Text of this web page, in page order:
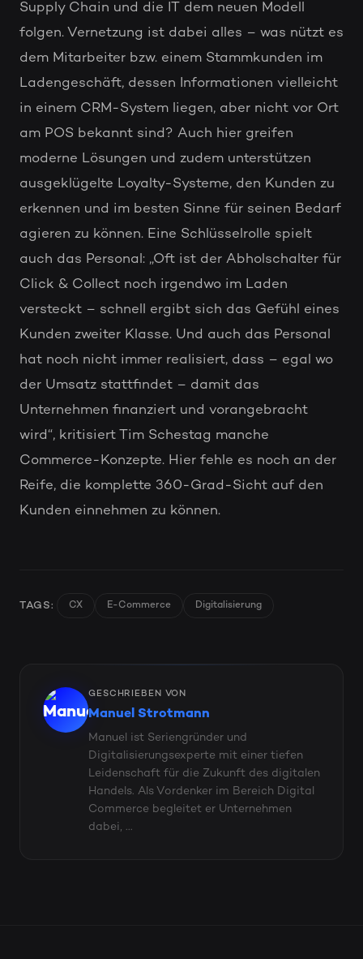
Supply Chain und die IT dem neuen Modell
folgen. Vernetzung ist dabei alles – was nützt es
dem Mitarbeiter bzw. einem Stammkunden im
Ladengeschäft, dessen Informationen vielleicht
in einem CRM-System liegen, aber nicht vor Ort
am POS bekannt sind? Auch hier greifen
moderne Lösungen und zudem unterstützen
ausgeklügelte Loyalty-Systeme, den Kunden zu
erkennen und im besten Sinne für seinen Bedarf
agieren zu können. Eine Schlüsselrolle spielt
auch das Personal: „Oft ist der Abholschalter für
Click & Collect noch irgendwo im Laden
versteckt – schnell ergibt sich das Gefühl eines
Kunden zweiter Klasse. Und auch das Personal
hat noch nicht immer realisiert, dass – egal wo
der Umsatz stattfindet – damit das
Unternehmen finanziert und vorangebracht
wird“, kritisiert Tim Schestag manche
Commerce-Konzepte. Hier fehle es noch an der
Reife, die komplette 360-Grad-Sicht auf den
Kunden einnehmen zu können.
TAGS: CX E-Commerce Digitalisierung
GESCHRIEBEN VON
Manuel Strotmann
Manuel ist Seriengründer und
Digitalisierungsexperte mit einer tiefen
Leidenschaft für die Zukunft des digitalen
Handels. Als Vordenker im Bereich Digital
Commerce begleitet er Unternehmen
dabei, ...